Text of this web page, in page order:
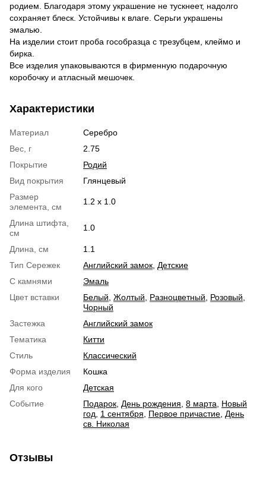
родием. Благодаря этому украшение не тускнеет, надолго
сохраняет блеск. Устойчивы к влаге. Серьги украшены
эмалью.
На изделии стоит проба гособразца с трезубцем, клеймо и
бирка.
Все изделия упаковываются в фирменную подарочную
коробочку и атласный мешочек.
Характеристики
Материал
Серебро
Вес, г
2.75
Покрытие
Родий
Вид покрытия
Глянцевый
Размер
элемента, см
1.2 х 1.0
Длина штифта,
см
1.0
Длина, см
1.1
Тип Сережек
Английский замок Детские
С камнями
Эмаль
Цвет вставки
Белый Жолтый Разноцветный Розовый
Чорный
Застежка
Английский замок
Тематика
Китти
Стиль
Классический
Форма изделия
Кошка
Для кого
Детская
Событие
Подарок День рождения 8 марта
Новый
год
1 сентября Первое причастие День
св. Николая
Отзывы